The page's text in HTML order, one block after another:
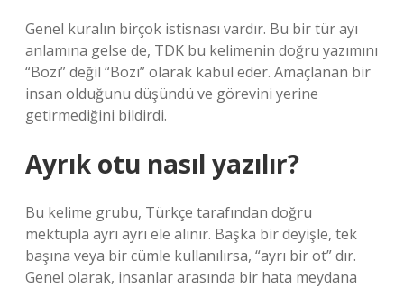
Genel kuralın birçok istisnası vardır. Bu bir tür ayı
anlamına gelse de, TDK bu kelimenin doğru yazımını
“Bozı” değil “Bozı” olarak kabul eder. Amaçlanan bir
insan olduğunu düşündü ve görevini yerine
getirmediğini bildirdi.
Ayrık otu nasıl yazılır?
Bu kelime grubu, Türkçe tarafından doğru
mektupla ayrı ayrı ele alınır. Başka bir deyişle, tek
başına veya bir cümle kullanılırsa, “ayrı bir ot” dır.
Genel olarak, insanlar arasında bir hata meydana